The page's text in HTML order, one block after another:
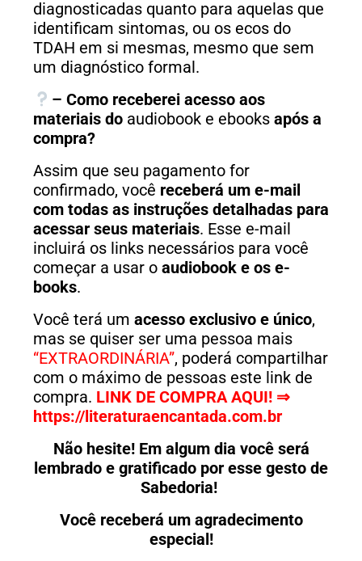
diagnosticadas quanto para aquelas que
identificam sintomas, ou os ecos do
TDAH em si mesmas, mesmo que sem
um diagnóstico formal.
– Como receberei acesso aos
materiais do audiobook e ebooks após a
compra?
Assim que seu pagamento for
confirmado, você receberá um e-mail
com todas as instruções detalhadas para
acessar seus materiais. Esse e-mail
incluirá os links necessários para você
começar a usar o audiobook e os e-
books.
Você terá um acesso exclusivo e único,
mas se quiser ser uma pessoa mais
“EXTRAORDINÁRIA”, poderá compartilhar
com o máximo de pessoas este link de
compra. LINK DE COMPRA AQUI! ⇒
https://literaturaencantada.com.br
Não hesite! Em algum dia você será
lembrado e gratificado por esse gesto de
Sabedoria!
Você receberá um agradecimento
especial!